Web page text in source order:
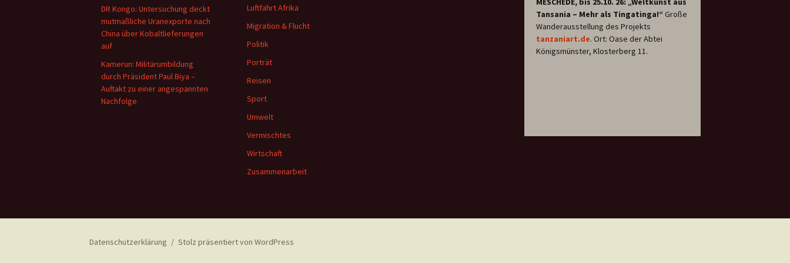
Tansania – Mehr als Tingatinga!“ Große
Wanderausstellung des Projekts
tanzaniart.de. Ort: Oase der Abtei
Königsmünster, Klosterberg 11.
DR Kongo: Untersuchung deckt
mutmaßliche Uranexporte nach
China über Kobaltlieferungen
auf
Kamerun: Militärumbildung
durch Präsident Paul Biya –
Auftakt zu einer angespannten
Nachfolge
Luftfahrt Afrika
Migration & Flucht
Politik
Porträt
Reisen
Sport
Umwelt
Vermischtes
Wirtschaft
Zusammenarbeit
Datenschutzerklärung Stolz präsentiert von WordPress